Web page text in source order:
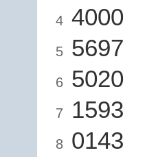
4 4000
5 5697
6 5020
7 1593
8 0143